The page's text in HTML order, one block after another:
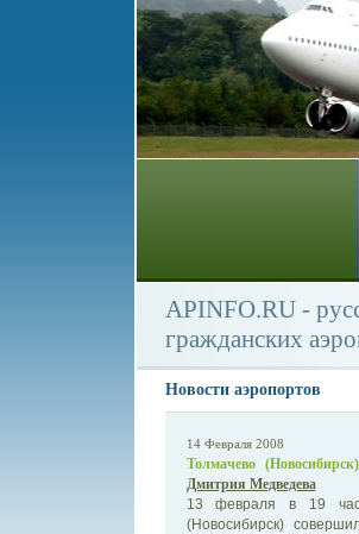
APINFO.RU -
гражданских
Новости аэропортов
14 Февраля 2008
Толмачево
Дмитрия Медведева
13 февраля в 19
(Новосибирск)